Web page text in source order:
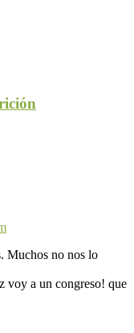
Muchos no nos lo
voy a un congreso! que